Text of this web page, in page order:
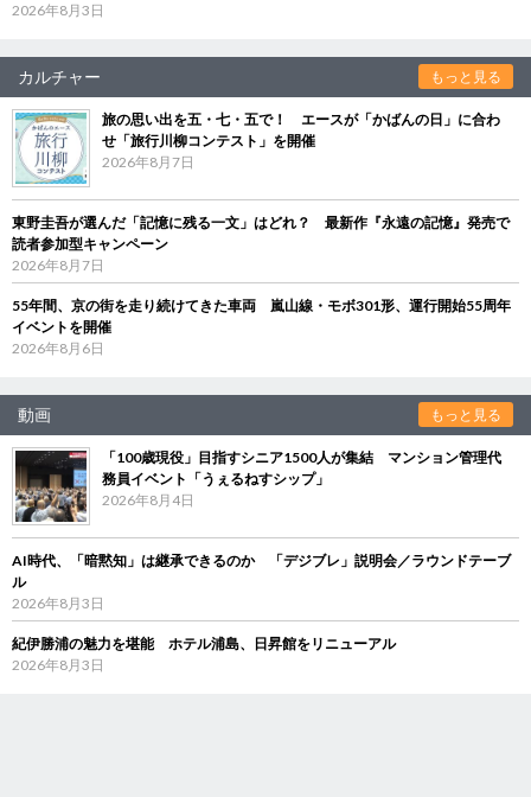
2026年8月3日
カルチャー もっと見る
旅の思い出を五・七・五で！ エースが「かばんの日」に合わ
せ「旅行川柳コンテスト」を開催
2026年8月7日
東野圭吾が選んだ「記憶に残る一文」はどれ？ 最新作『永遠の記憶』発売で
読者参加型キャンペーン
2026年8月7日
55年間、京の街を走り続けてきた車両 嵐山線・モボ301形、運行開始55周年
イベントを開催
2026年8月6日
動画 もっと見る
「100歳現役」目指すシニア1500人が集結 マンション管理代
務員イベント「うぇるねすシップ」
2026年8月4日
AI時代、「暗黙知」は継承できるのか 「デジブレ」説明会／ラウンドテーブ
ル
2026年8月3日
紀伊勝浦の魅力を堪能 ホテル浦島、日昇館をリニューアル
2026年8月3日